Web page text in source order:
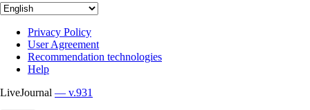
Privacy Policy
User Agreement
Recommendation technologies
Help
LiveJournal — v.931